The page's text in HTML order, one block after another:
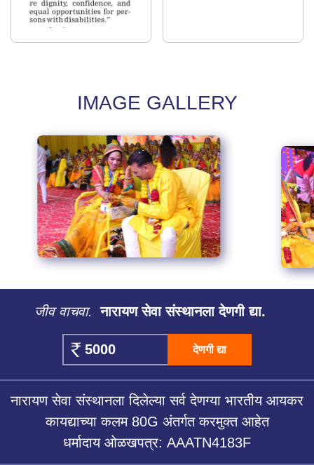
IMAGE GALLERY
जीव वाचवा. नारायण सेवा संस्थानला देणगी द्या.
देणगी द्या
नारायण सेवा संस्थानला दिलेल्या सर्व देणग्या भारतीय आयकर
कायद्याच्या कलम 80G अंतर्गत करमुक्त आहेत
धर्मादाय ओळखपत्र: AAATN4183F